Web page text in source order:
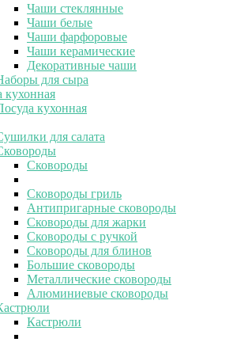
Чаши стеклянные
Чаши белые
Чаши фарфоровые
Чаши керамические
Декоративные чаши
для сыра
кухонная
кухонная
для салата
Сковороды
Сковороды гриль
Антипригарные сковороды
Сковороды для жарки
Сковороды с ручкой
Сковороды для блинов
Большие сковороды
Металлические сковороды
Алюминиевые сковороды
Кастрюли